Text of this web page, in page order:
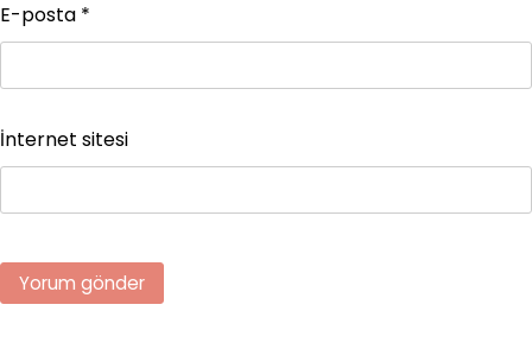
E-posta *
İnternet sitesi